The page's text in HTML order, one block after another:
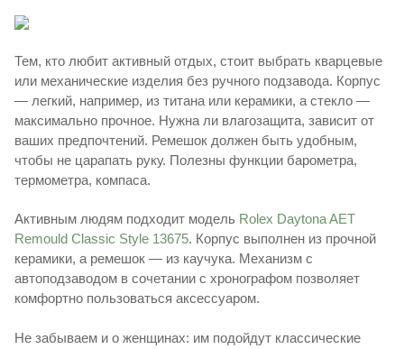
Тем, кто любит активный отдых, стоит выбрать кварцевые
или механические изделия без ручного подзавода. Корпус
— легкий, например, из титана или керамики, а стекло —
максимально прочное. Нужна ли влагозащита, зависит от
ваших предпочтений. Ремешок должен быть удобным,
чтобы не царапать руку. Полезны функции барометра,
термометра, компаса.
Активным людям подходит модель Rolex Daytona AET
Remould Classic Style 13675. Корпус выполнен из прочной
керамики, а ремешок — из каучука. Механизм с
автоподзаводом в сочетании с хронографом позволяет
комфортно пользоваться аксессуаром.
Не забываем и о женщинах: им подойдут классические